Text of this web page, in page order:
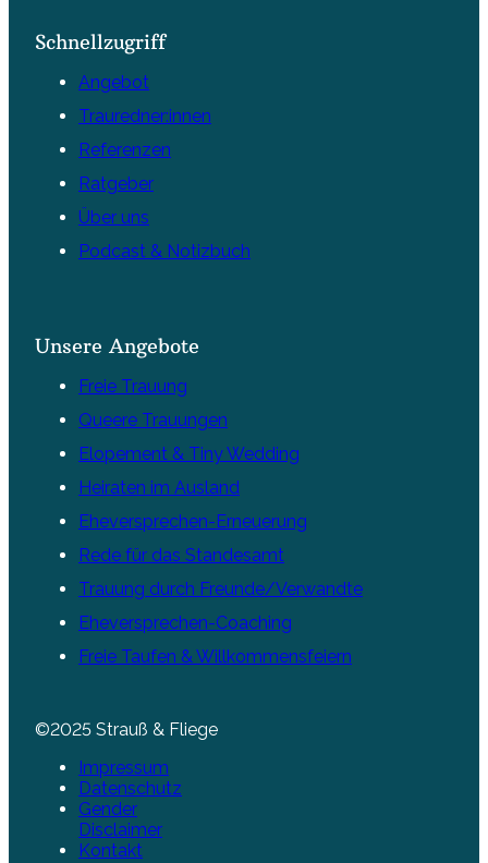
Schnellzugriff
Angebot
Trauredner:innen
Referenzen
Ratgeber
Über uns
Podcast & Notizbuch
Unsere Angebote
Freie Trauung
Queere Trauungen
Elopement & Tiny Wedding
Heiraten im Ausland
Eheversprechen-Erneuerung
Rede für das Standesamt
Trauung durch Freunde/Verwandte
Eheversprechen-Coaching
Freie Taufen & Willkommensfeiern
©2025 Strauß & Fliege
Impressum
Datenschutz
Gender
Disclaimer
Kontakt